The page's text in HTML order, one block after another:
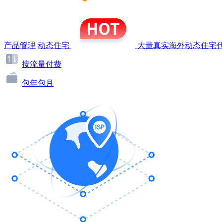
产品管理 动态住宅 大量真实海外动态住宅
按流量付费
包年包月